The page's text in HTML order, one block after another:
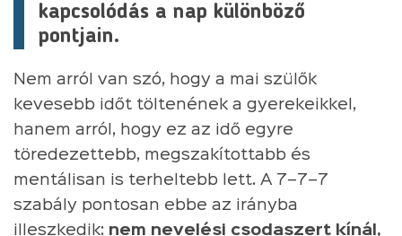
kapcsolódás a nap különböző
pontjain.
Nem arról van szó, hogy a mai szülők
kevesebb időt töltenének a gyerekeikkel,
hanem arról, hogy ez az idő egyre
töredezettebb, megszakítottabb és
mentálisan is terheltebb lett. A 7–7–7
szabály pontosan ebbe az irányba
illeszkedik: nem nevelési csodaszert kínál,